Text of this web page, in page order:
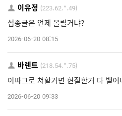
이유정 (223.62.*.49)
섭종글은 언제 올릴거냐?
2026-06-20 08:15
바렌트 (218.54.*.75)
이따그로 쳐할거면 현질한거 다 뱉
2026-06-20 09:33